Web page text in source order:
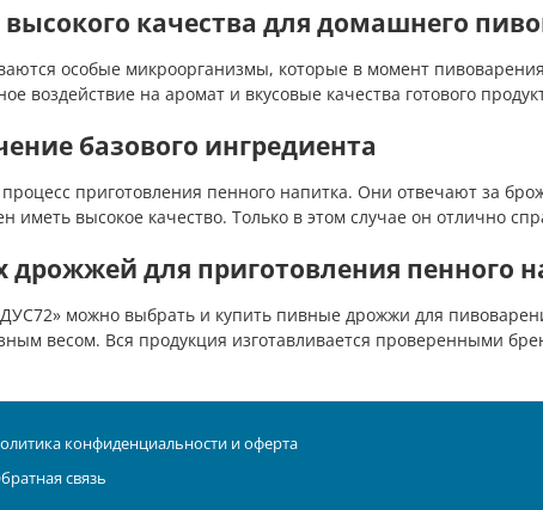
качества для домашнего
особые микроорганизмы, которые в момент
воздействие на аромат и вкусовые качества готового
базового ингредиента
приготовления пенного напитка. Они отвечают за
иметь высокое качество. Только в этом случае он отлично
для приготовления пенного
можно выбрать и купить пивные дрожжи для
весом. Вся продукция изготавливается проверенными
конфиденциальности и оферта
связь